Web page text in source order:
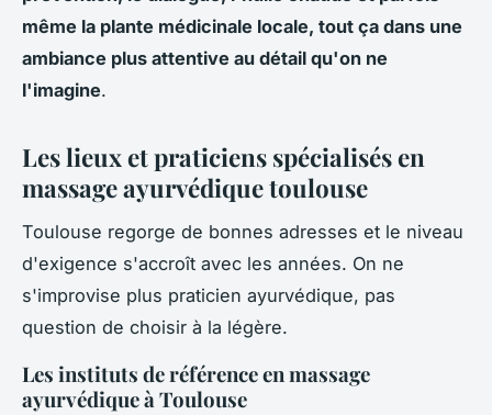
même la plante médicinale locale, tout ça dans une
ambiance plus attentive au détail qu'on ne
l'imagine.
Les lieux et praticiens spécialisés en
massage ayurvédique toulouse
Toulouse regorge de bonnes adresses et le niveau
d'exigence s'accroît avec les années. On ne
s'improvise plus praticien ayurvédique, pas
question de choisir à la légère.
Les instituts de référence en massage
ayurvédique à Toulouse